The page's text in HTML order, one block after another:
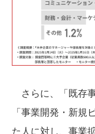
さらに、「既存
「事業開発・新規
た人に対し、事業